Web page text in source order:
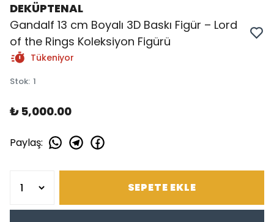
DEKÜPTENAL
Gandalf 13 cm Boyalı 3D Baskı Figür – Lord
of the Rings Koleksiyon Figürü
Tükeniyor
Stok: 1
₺ 5,000.00
Paylaş:
SEPETE EKLE